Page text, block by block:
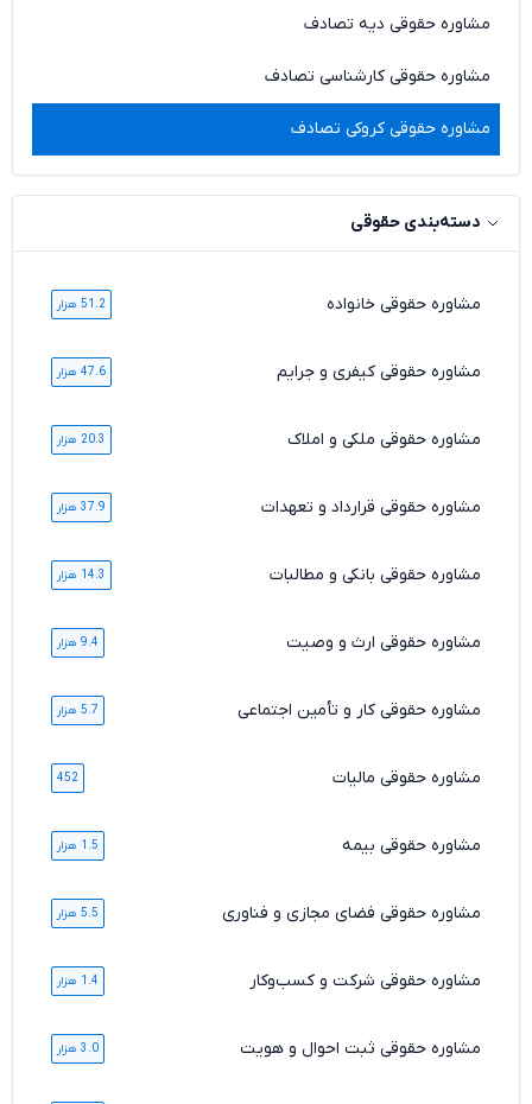
مشاوره حقوقی دیه تصادف
مشاوره حقوقی کارشناسی تصادف
مشاوره حقوقی کروکی تصادف
دسته‌بندی حقوقی
مشاوره حقوقی خانواده 51.2 هزار
مشاوره حقوقی کیفری و جرایم 47.6 هزار
مشاوره حقوقی ملکی و املاک 20.3 هزار
مشاوره حقوقی قرارداد و تعهدات 37.9 هزار
مشاوره حقوقی بانکی و مطالبات 14.3 هزار
مشاوره حقوقی ارث و وصیت 9.4 هزار
مشاوره حقوقی کار و تأمین اجتماعی 5.7 هزار
مشاوره حقوقی مالیات 452
مشاوره حقوقی بیمه 1.5 هزار
مشاوره حقوقی فضای مجازی و فناوری 5.5 هزار
مشاوره حقوقی شرکت و کسب‌وکار 1.4 هزار
مشاوره حقوقی ثبت احوال و هویت 3.0 هزار